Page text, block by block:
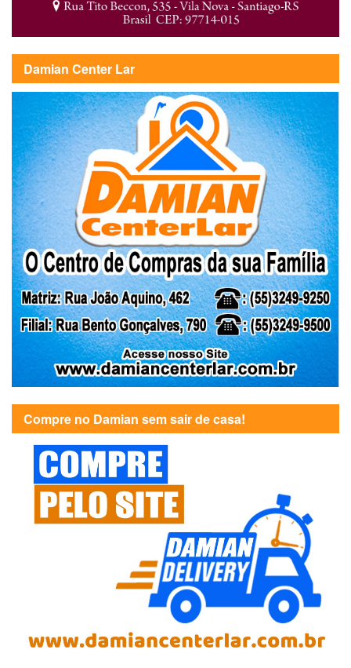
Damian Center Lar
Compre no Damian sem sair de casa!